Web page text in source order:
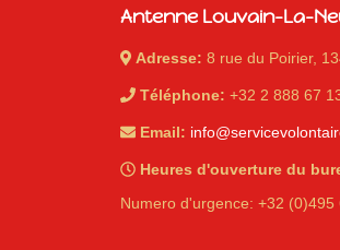
Antenne Louvain-La-
Adresse: 8 rue du Poirier,
Téléphone: +32 2 888 67
Email:
Heures d'ouverture du
Numero d'urgence: +32 (0)495